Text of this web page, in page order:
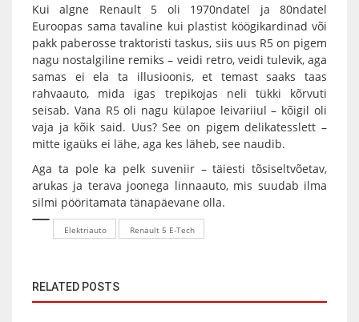
Kui algne Renault 5 oli 1970ndatel ja 80ndatel
Euroopas sama tavaline kui plastist köögikardinad või
pakk paberosse traktoristi taskus, siis uus R5 on pigem
nagu nostalgiline remiks – veidi retro, veidi tulevik, aga
samas ei ela ta illusioonis, et temast saaks taas
rahvaauto, mida igas trepikojas neli tükki kõrvuti
seisab. Vana R5 oli nagu külapoe leivariiul – kõigil oli
vaja ja kõik said. Uus? See on pigem delikatesslett –
mitte igaüks ei lähe, aga kes läheb, see naudib.
Aga ta pole ka pelk suveniir – täiesti tõsiseltvõetav,
arukas ja terava joonega linnaauto, mis suudab ilma
silmi pööritamata tänapäevane olla.
Elektriauto Renault 5 E-Tech
RELATED POSTS